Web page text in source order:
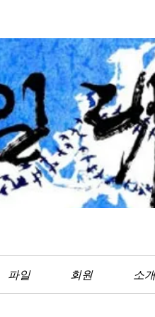
파일 회원 소개